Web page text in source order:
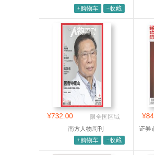
+购物车
+收藏
¥732.00
限全国区域
南方人物周刊
+购物车
+收藏
证券